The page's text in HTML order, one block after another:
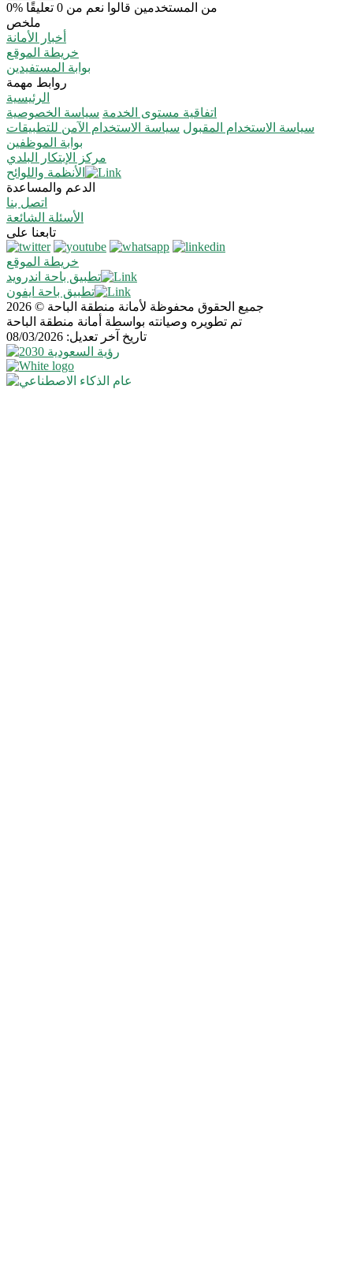
0% من المستخدمين قالوا نعم من 0 تعليقًا
ملخص
أخبار الأمانة
خريطة الموقع
بوابة المستفيدين
روابط مهمة
الرئيسية
سياسة الخصوصية اتفاقية مستوى الخدمة
سياسة الاستخدام الآمن للتطبيقات سياسة الاستخدام المقبول
بوابة الموظفين
مركز الإبتكار البلدي
الأنظمة واللوائح
الدعم والمساعدة
اتصل بنا
الأسئلة الشائعة
تابعنا على
خريطة الموقع
تطبيق باحة اندرويد
تطبيق باحة ايفون
جميع الحقوق محفوظة لأمانة منطقة الباحة © 2026
تم تطويره وصيانته بواسطة أمانة منطقة الباحة
تاريخ آخر تعديل: 08/03/2026